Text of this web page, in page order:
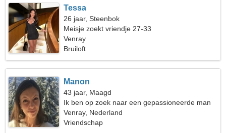
Tessa
26 jaar, Steenbok
Meisje zoekt vriendje 27-33
Venray
Bruiloft
Manon
43 jaar, Maagd
Ik ben op zoek naar een gepassioneerde man
om samen te dansen
Venray, Nederland
Vriendschap